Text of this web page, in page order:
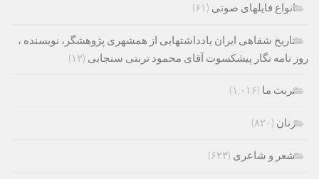
انواع فایلهای صوتی (۶۱)
تاریخ شفاهی ایران یادداشتهایی از همشهری پژوهشگر، نویسنده ،
روز نامه نگار پیشکسوت آقای محمود تربتی سنجابی (۱۲)
تربت ما (۱,۰۱۶)
زنان (۸۲۰)
شعر و شاعری (۶۲۳)